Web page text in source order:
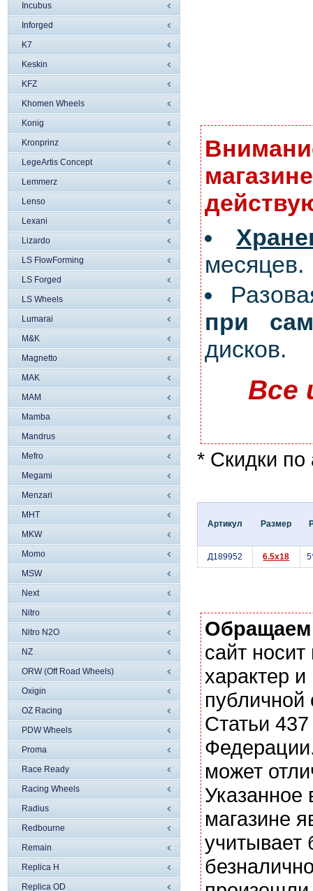
Incubus
Inforged
K7
Keskin
KFZ
Khomen Wheels
Konig
Kronprinz
LegeArtis Concept
Lemmerz
Lenso
Lexani
Lizardo
LS FlowForming
LS Forged
LS Wheels
Lumarai
M&K
Magnetto
MAK
MAM
Mamba
Mandrus
Mefro
Megami
Menzari
MHT
MKW
Momo
MSW
Next
Nitro
Nitro N2O
NZ
ORW (Off Road Wheels)
Oxigin
OZ Racing
PDW Wheels
Proma
Race Ready
Racing Wheels
Radius
Redbourne
Remain
Replica H
Replica OD
месяцев.
при
дисков.
Все
* Скидки по
Артикул Размер
Д189952 6.5x18
сайт
характер
Статьи
может
магазине
учитывает